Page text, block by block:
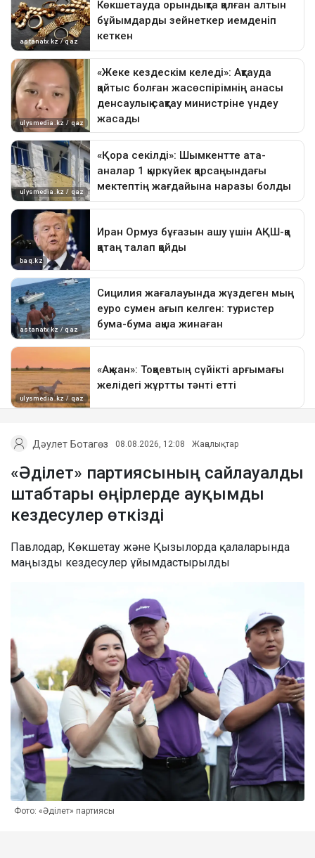
Дәулет Ботагөз 08.08.2026, 12:08 Жаңалықтар
«Әділет» партиясының сайлауалды
штабтары өңірлерде ауқымды
кездесулер өткізді
Павлодар, Көкшетау және Қызылорда қалаларында
маңызды кездесулер ұйымдастырылды
Фото: «Әділет» партиясы